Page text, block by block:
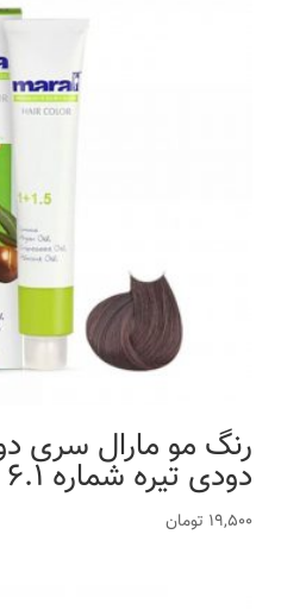
رنگ مو مارال سری
دودی تیره شماره 6.1
19,500 تومان